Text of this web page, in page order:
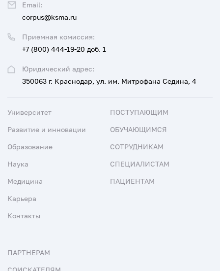
Юридический адрес:
350063 г. Краснодар, ул. им. Митрофана Седина, 4
Приемная комиссия:
+7 (800) 444-19-20 доб. 1
Email:
corpus@ksma.ru
Университет
Развитие и инновации
Образование
Наука
Медицина
Карьера
Контакты
ПОСТУПАЮЩИМ
ОБУЧАЮЩИМСЯ
СОТРУДНИКАМ
СПЕЦИАЛИСТАМ
ПАЦИЕНТАМ
ПАРТНЕРАМ